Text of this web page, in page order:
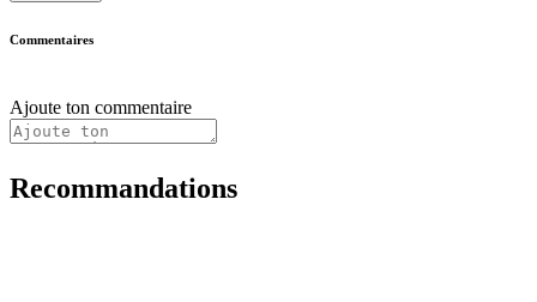
Commentaires
Ajoute ton commentaire
Recommandations